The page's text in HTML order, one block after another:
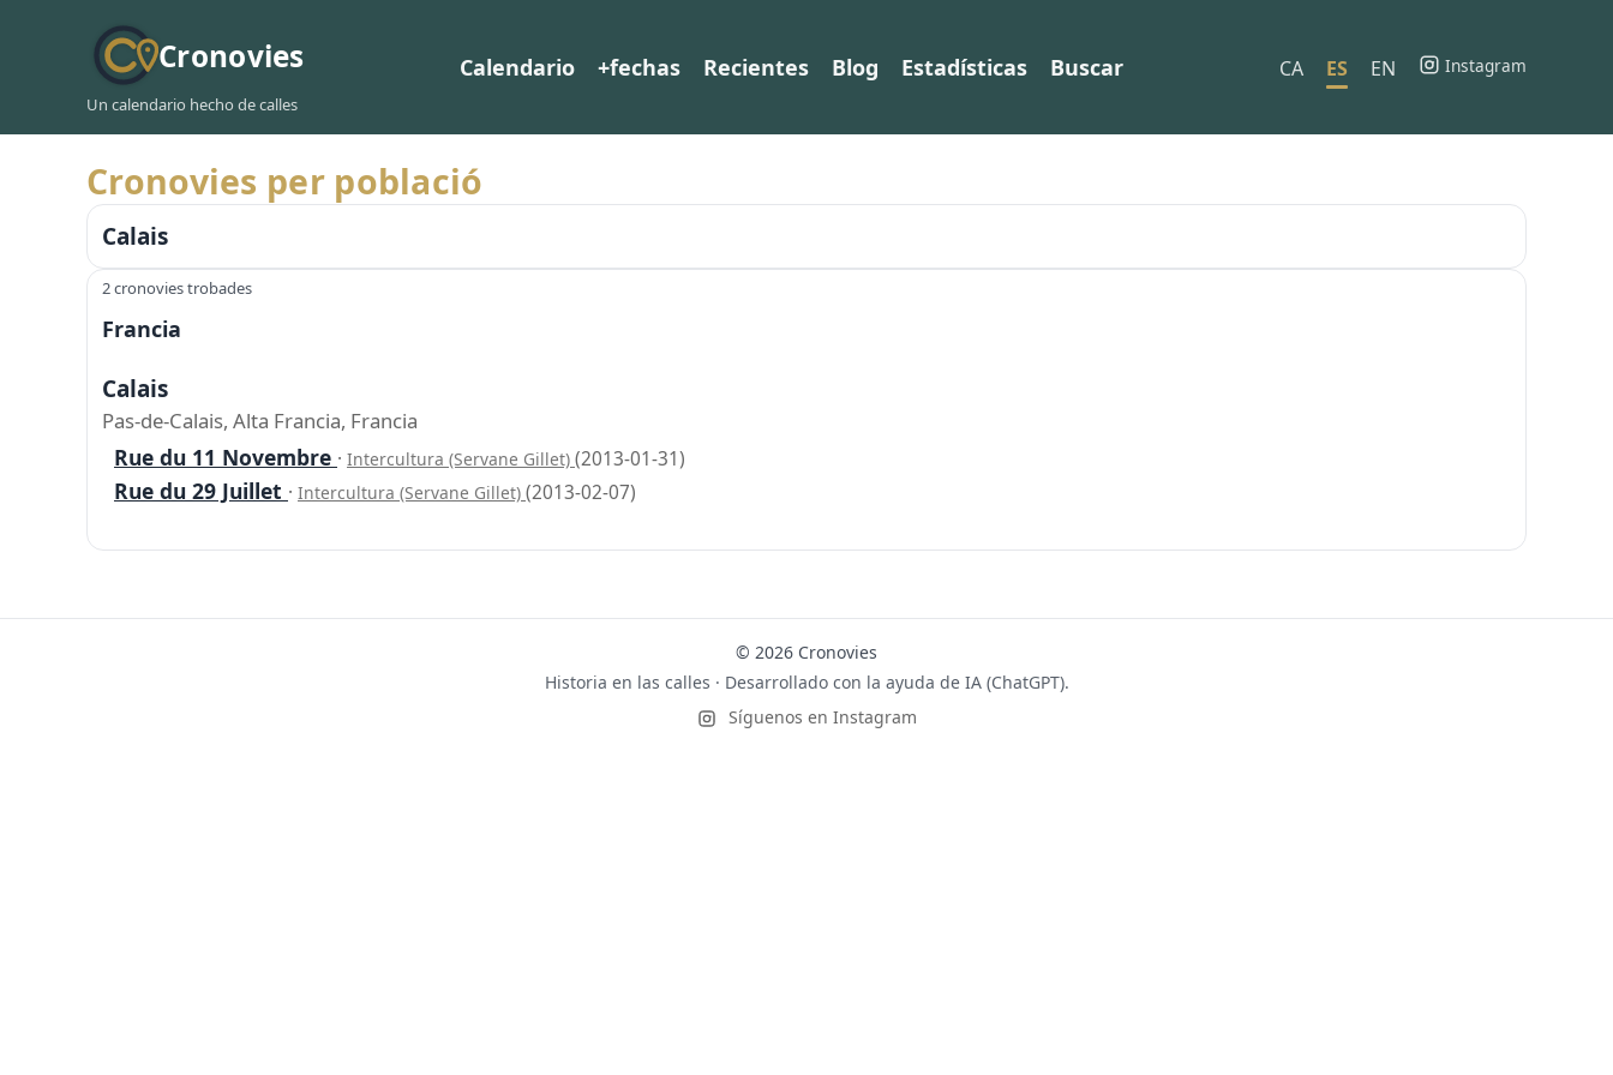
Cronovies
Un calendario hecho de calles
Calendario +fechas Recientes Blog Estadísticas Buscar CA ES EN Instagram
Cronovies per població
Calais
2 cronovies trobades
Francia
Calais
Pas-de-Calais, Alta Francia, Francia
Rue du 11 Novembre · Intercultura (Servane Gillet) (2013-01-31)
Rue du 29 Juillet · Intercultura (Servane Gillet) (2013-02-07)
© 2026 Cronovies
Historia en las calles · Desarrollado con la ayuda de IA (ChatGPT).
Síguenos en Instagram